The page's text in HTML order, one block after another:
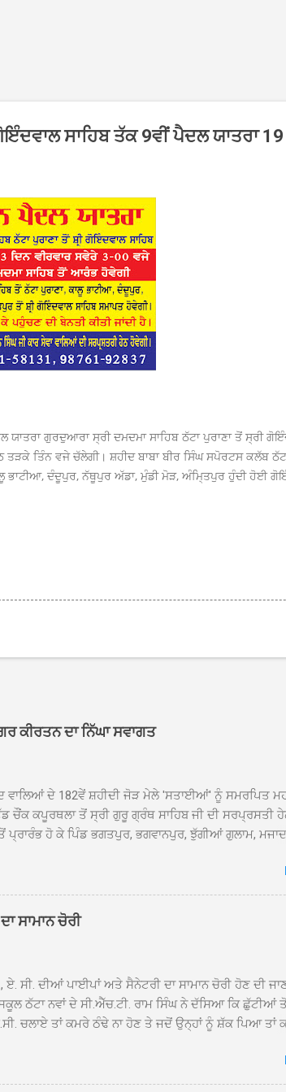
ਸਾਹਿਬ ਤੱਕ 9ਵੀਂ ਪੈਦਲ ਯਾਤਰਾ
ਗੁਰਦੁਆਰਾ ਸ੍ਰੀ ਦਮਦਮਾ ਸਾਹਿਬ ਠੱਟਾ ਪੁਰਾਣਾ ਤੋਂ ਸ੍ਰੀ
ਤਿੰਨ ਵਜੇ ਚੱਲੇਗੀ। ਸ਼ਹੀਦ ਬਾਬਾ ਬੀਰ ਸਿੰਘ ਸਪੋਰਟਸ ਕਲੱਬ
ਭਾਟੀਆ, ਦੰਦੂਪੁਰ, ਨੱਥੂਪੁਰ ਅੱਡਾ, ਮੁੰਡੀ ਮੋੜ, ਅੰਮਿ੍ਤਪੁਰ ਹੁੰਦੀ ਹੋਈ
ਕੀਰਤਨ ਦਾ ਨਿੱਘਾ ਸਵਾਗਤ
ਵਾਲਿਆਂ ਦੇ 182ਵੇਂ ਸ਼ਹੀਦੀ ਜੋੜ ਮੇਲੇ 'ਸਤਾਈਆਂ' ਨੂੰ ਸਮਰਪਿਤ
ਚੌਂਕ ਕਪੂਰਥਲਾ ਤੋਂ ਸ੍ਰੀ ਗੁਰੂ ਗ੍ਰੰਥ ਸਾਹਿਬ ਜੀ ਦੀ ਸਰਪ੍ਰਸਤੀ
ਹੋ ਕੇ ਪਿੰਡ ਭਗਤਪੁਰ, ਭਗਵਾਨਪੁਰ, ਝੁੱਗੀਆਂ ਗੁਲਾਮ,
ਦੇ ਗੁਰਦੁਆਰਾ ਸ੍ਰੀ ਦਮਦਮਾ ਸਾਹਿਬ ਠੱਟਾ ਵਿਖੇ ਪਹੁੰਚਣ ’ਤੇ
ਜੈਕਾਰਿਆਂ ਦੀ ਗੂੰਜ ਵਿਚ ਨਿੱਘਾ ਸਵਾਗਤ ਕੀਤਾ ਗਿਆ।
ਦੀ ਅਰਦਾਸ ਹੋਈ। ਇਸ ਮੌਕੇ ਪੰਜ ਪਿਆਰੇ ਸਾਹਿਬਾਨ ਤੇ
ਮੁੱਖ ਸੇਵਾਦਾਰ ਸੰਤ ਬਾਬਾ ਹਰਜੀਤ ਸਿੰਘ ਵੱਲੋਂ ਸਿਰੋਪਾਓ ਦੇ ਕੇ ਵਿਸ਼ੇਸ਼
ਸਾਮਾਨ ਚੋਰੀ
ਸੀ. ਦੀਆਂ ਪਾਈਪਾਂ ਅਤੇ ਸੈਨੇਟਰੀ ਦਾ ਸਾਮਾਨ ਚੋਰੀ ਹੋਣ ਦੀ
ਠੱਟਾ ਨਵਾਂ ਦੇ ਸੀ.ਐੱਚ.ਟੀ. ਰਾਮ ਸਿੰਘ ਨੇ ਦੱਸਿਆ ਕਿ ਛੁੱਟੀਆਂ
ਚਲਾਏ ਤਾਂ ਕਮਰੇ ਠੰਢੇ ਨਾ ਹੋਣ ਤੇ ਜਦੋਂ ਉਨ੍ਹਾਂ ਨੂੰ ਸ਼ੱਕ ਪਿਆ ਤਾਂ
ਵੀ ਸਕੂਲ ਗੇੜਾ ਮਾਰਦੇ ਸਨ ਅਤੇ 20 ਜੂਨ ਤੱਕ ਸਭ ਠੀਕ ਸੀ।
ਸਕੂਲ ਸਟਾਫ ਮੈਂਬਰਾਂ ਅੰਜੂ ਬਾਲਾ, ਹਰਜੀਤ ਕੌਰ, ਕਮਲਪ੍ਰੀਤ